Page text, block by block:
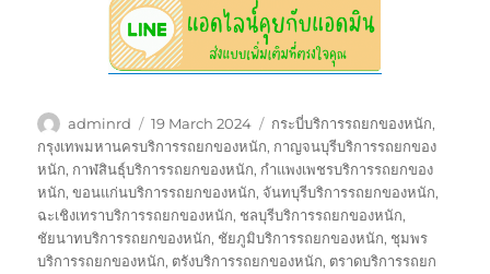
Author
adminrd
Posted
on
19 March 2024 Tags
กระบี่บริการรถยกของหนัก,
กรุงเทพมหานครบริการรถยกของหนัก, กาญจนบุรีบริการรถยกของ
หนัก, กาฬสินธุ์บริการรถยกของหนัก, กำแพงเพชรบริการรถยกของ
หนัก,ขอนแก่นบริการรถยกของหนัก, จันทบุรีบริการรถยกของหนัก,
ฉะเชิงเทราบริการรถยกของหนัก, ชลบุรีบริการรถยกของหนัก,
ชัยนาทบริการรถยกของหนัก, ชัยภูมิบริการรถยกของหนัก, ชุมพร
บริการรถยกของหนัก, ตรังบริการรถยกของหนัก, ตราดบริการรถยก